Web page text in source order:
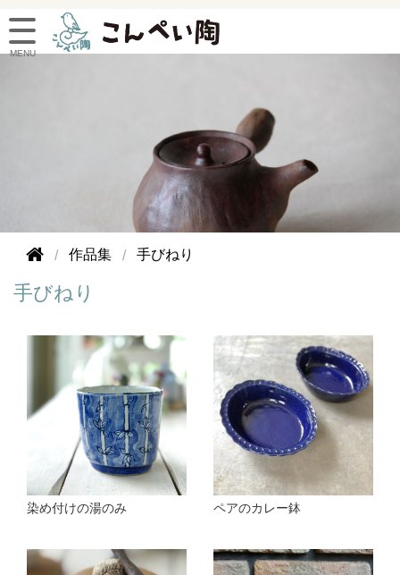
作品集 手びねり
手びねり
染め付けの湯のみ ペアのカレー鉢